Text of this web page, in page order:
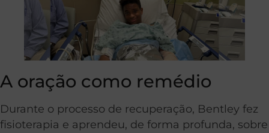
A oração como remédio
Durante o processo de recuperação, Bentley fez
fisioterapia e aprendeu, de forma profunda, sobre